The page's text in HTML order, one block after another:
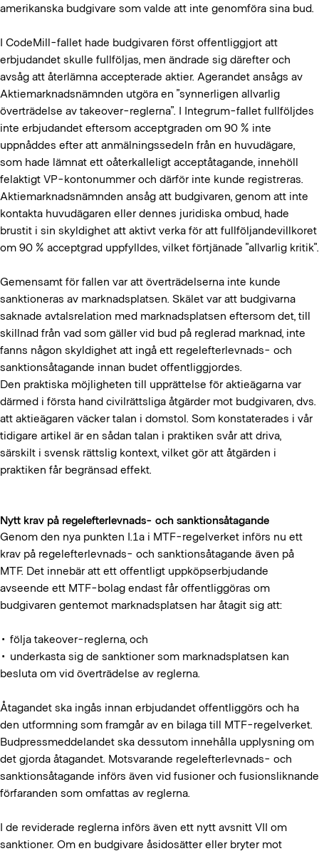
amerikanska budgivare som valde att inte genomföra sina bud.
I CodeMill-fallet hade budgivaren först offentliggjort att
erbjudandet skulle fullföljas, men ändrade sig därefter och
avsåg att återlämna accepterade aktier. Agerandet ansågs av
Aktiemarknadsnämnden utgöra en ”synnerligen allvarlig
överträdelse av takeover-reglerna”. I Integrum-fallet fullföljdes
inte erbjudandet eftersom acceptgraden om 90 % inte
uppnåddes efter att anmälningssedeln från en huvudägare,
som hade lämnat ett oåterkalleligt acceptåtagande, innehöll
felaktigt VP-kontonummer och därför inte kunde registreras.
Aktiemarknadsnämnden ansåg att budgivaren, genom att inte
kontakta huvudägaren eller dennes juridiska ombud, hade
brustit i sin skyldighet att aktivt verka för att fullföljandevillkoret
om 90 % acceptgrad uppfylldes, vilket förtjänade ”allvarlig kritik”.
Gemensamt för fallen var att överträdelserna inte kunde
sanktioneras av marknadsplatsen. Skälet var att budgivarna
saknade avtalsrelation med marknadsplatsen eftersom det, till
skillnad från vad som gäller vid bud på reglerad marknad, inte
fanns någon skyldighet att ingå ett regelefterlevnads- och
sanktionsåtagande innan budet offentliggjordes.
Den praktiska möjligheten till upprättelse för aktieägarna var
därmed i första hand civilrättsliga åtgärder mot budgivaren, dvs.
att aktieägaren väcker talan i domstol. Som konstaterades i vår
tidigare artikel är en sådan talan i praktiken svår att driva,
särskilt i svensk rättslig kontext, vilket gör att åtgärden i
praktiken får begränsad effekt.
Nytt krav på regelefterlevnads- och sanktionsåtagande
Genom den nya punkten I.1a i MTF-regelverket införs nu ett
krav på regelefterlevnads- och sanktionsåtagande även på
MTF. Det innebär att ett offentligt uppköpserbjudande
avseende ett MTF-bolag endast får offentliggöras om
budgivaren gentemot marknadsplatsen har åtagit sig att:
• följa takeover-reglerna, och
• underkasta sig de sanktioner som marknadsplatsen kan
besluta om vid överträdelse av reglerna.
Åtagandet ska ingås innan erbjudandet offentliggörs och ha
den utformning som framgår av en bilaga till MTF-regelverket.
Budpressmeddelandet ska dessutom innehålla upplysning om
det gjorda åtagandet. Motsvarande regelefterlevnads- och
sanktionsåtagande införs även vid fusioner och fusionsliknande
förfaranden som omfattas av reglerna.
I de reviderade reglerna införs även ett nytt avsnitt VII om
sanktioner. Om en budgivare åsidosätter eller bryter mot